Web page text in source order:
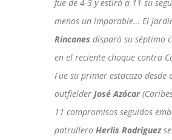
fue de 4-3 y estiró a 11 su
menos un imparable… El
Rincones disparó su séptimo
en el reciente choque contra
Fue su primer estacazo desde
outfielder José Azócar
11 compromisos seguidos
patrullero Herlis Rodríguez